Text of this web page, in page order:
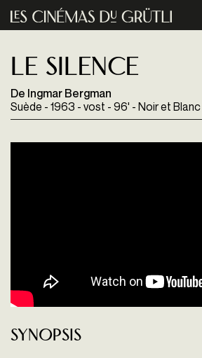
Aller au contenu principal
Le Silence
De Ingmar Bergman
Suède - 1963 - vost - 96' - Noir et
Synopsis